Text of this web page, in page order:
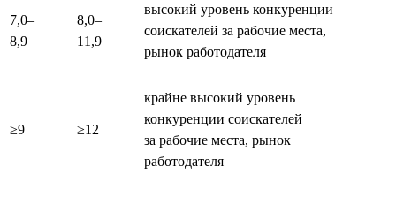
7,0–
8,9
8,0–
11,9
высокий уровень конкуренции
соискателей за рабочие места,
рынок работодателя
≥9 ≥12
крайне высокий уровень
конкуренции соискателей
за рабочие места, рынок
работодателя